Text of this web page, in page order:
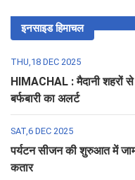
इनसाइड हिमाचल
THU,18 DEC 2025
HIMACHAL : मैदानी शहरों से
बर्फबारी का अलर्ट
SAT,6 DEC 2025
पर्यटन सीजन की शुरुआत में
कतार